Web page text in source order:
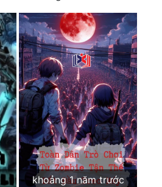
khoảng 1 năm trước